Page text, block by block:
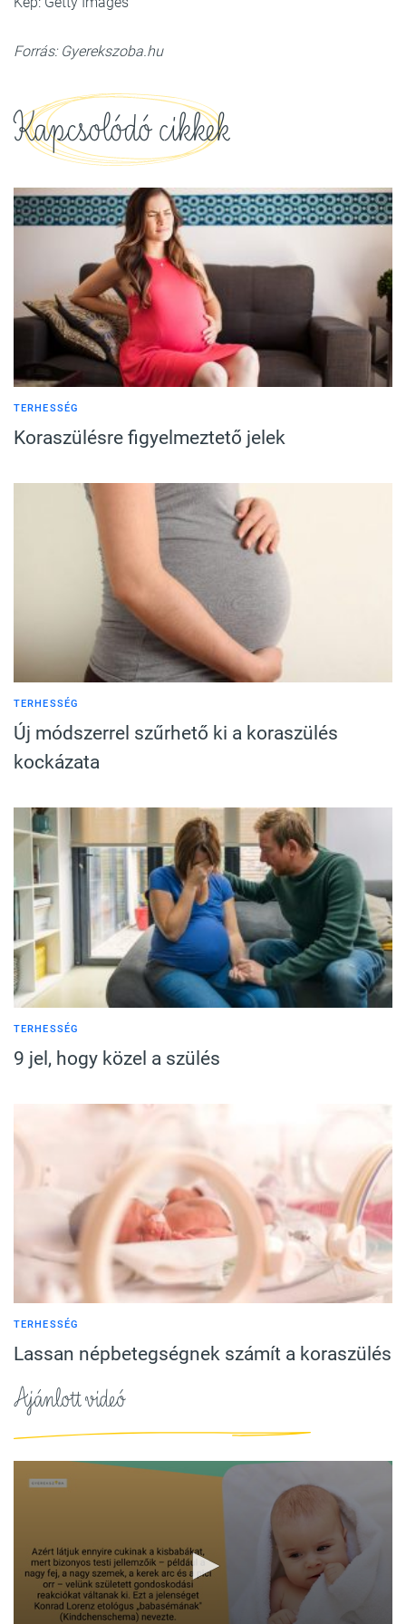
Forrás: Gyerekszoba.hu
Kapcsolódó cikkek
TERHESSÉG
Koraszülésre figyelmeztető jelek
TERHESSÉG
Új módszerrel szűrhető ki a koraszülés
kockázata
TERHESSÉG
9 jel, hogy közel a szülés
TERHESSÉG
Lassan népbetegségnek számít a koraszülés
Ajánlott videó